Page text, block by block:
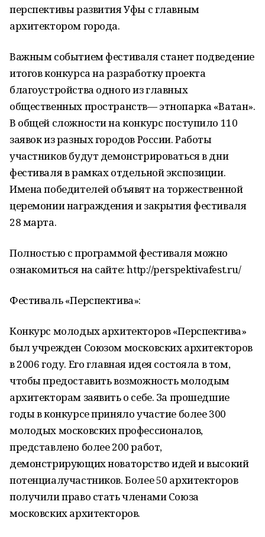
перспективы развития Уфы с главным
архитектором города.
Важным событием фестиваля станет подведение
итогов конкурса на разработку проекта
благоустройства одного из главных
общественных пространств— этнопарка «Ватан».
В общей сложности на конкурс поступило 110
заявок из разных городов России. Работы
участников будут демонстрироваться в дни
фестиваля в рамках отдельной экспозиции.
Имена победителей объявят на торжественной
церемонии награждения и закрытия фестиваля
28 марта.
Полностью с программой фестиваля можно
ознакомиться на сайте: http://perspektivafest.ru/
Фестиваль «Перспектива»:
Конкурс молодых архитекторов «Перспектива»
был учрежден Союзом московских архитекторов
в 2006 году. Его главная идея состояла в том,
чтобы предоставить возможность молодым
архитекторам заявить о себе. За прошедшие
годы в конкурсе приняло участие более 300
молодых московских профессионалов,
представлено более 200 работ,
демонстрирующих новаторство идей и высокий
потенциалучастников. Более 50 архитекторов
получили право стать членами Союза
московских архитекторов.